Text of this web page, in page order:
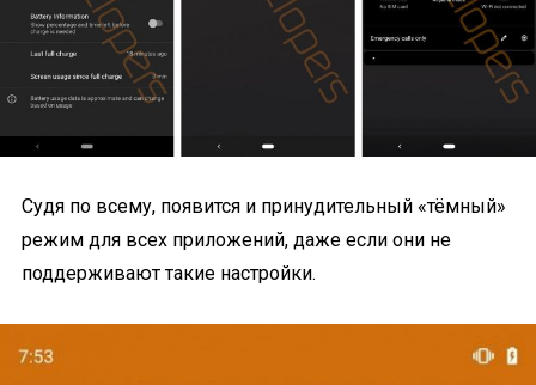
Судя по всему, появится и принудительный «тёмный»
режим для всех приложений, даже если они не
поддерживают такие настройки.